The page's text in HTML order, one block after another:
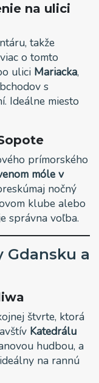
na ulici
takže
o tomto
ulici Mariacka,
s
Ideálne miesto
prímorského
móle v
nočný
klube alebo
správna voľba.
Gdansku a
štvrte, ktorá
Katedrálu
hudbou, a
na rannú